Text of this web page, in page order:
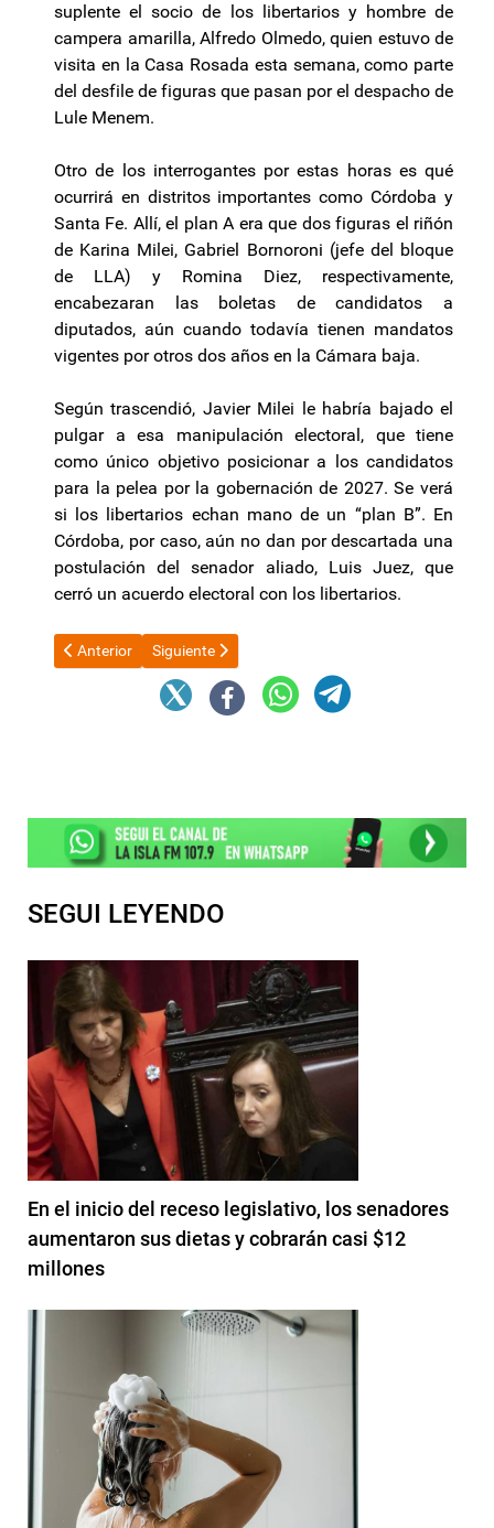
suplente el socio de los libertarios y hombre de
campera amarilla, Alfredo Olmedo, quien estuvo de
visita en la Casa Rosada esta semana, como parte
del desfile de figuras que pasan por el despacho de
Lule Menem.
Otro de los interrogantes por estas horas es qué
ocurrirá en distritos importantes como Córdoba y
Santa Fe. Allí, el plan A era que dos figuras el riñón
de Karina Milei, Gabriel Bornoroni (jefe del bloque
de LLA) y Romina Diez, respectivamente,
encabezaran las boletas de candidatos a
diputados, aún cuando todavía tienen mandatos
vigentes por otros dos años en la Cámara baja.
Según trascendió, Javier Milei le habría bajado el
pulgar a esa manipulación electoral, que tiene
como único objetivo posicionar a los candidatos
para la pelea por la gobernación de 2027. Se verá
si los libertarios echan mano de un “plan B”. En
Córdoba, por caso, aún no dan por descartada una
postulación del senador aliado, Luis Juez, que
cerró un acuerdo electoral con los libertarios.
Artículo anterior: Ejército y fuerzas de seguridad articulan la
Anterior Artículo siguiente: Oro: suben los precios de los
Siguiente
SEGUI LEYENDO
En el inicio del receso legislativo, los senadores
aumentaron sus dietas y cobrarán casi $12
millones